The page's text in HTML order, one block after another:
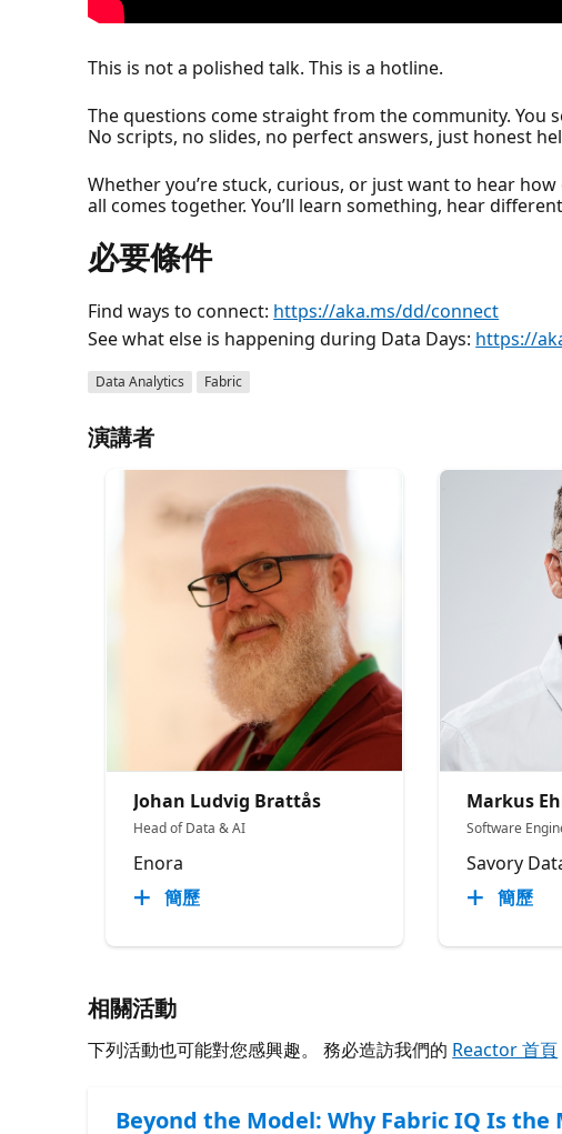
This is not a polished talk. This is a hotline.
The questions come straight from the community. You
No scripts, no slides, no perfect answers, just honest
Whether you’re stuck, curious, or just want to hear
all comes together. You’ll learn something, hear
必要條件
Find ways to connect: https://aka.ms/dd/connect
See what else is happening during Data Days: https://
Data Analytics Fabric
演講者
Johan Ludvig Brattås
Head of Data & AI
Enora
簡歷
Markus
Software
Savory
簡歷
相關活動
下列活動也可能對您感興趣。 務必造訪我們的 Reactor 首頁
Beyond the Model: Why Fabric IQ Is the